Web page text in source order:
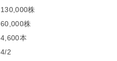
130,000株
60,000株
4,600本
4/2